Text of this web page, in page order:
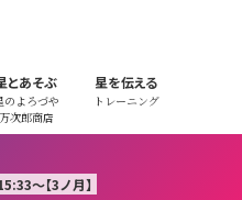
とあそぶ
のよろづや
万次郎商店
星を伝える
トレーニング
～【3ノ月】